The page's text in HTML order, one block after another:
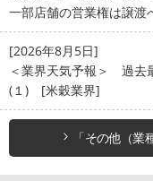
一部店舗の営業権は譲渡
[2026年8月5日]
＜業界天気予報＞ 過去
(１) [米穀業界]
「その他（